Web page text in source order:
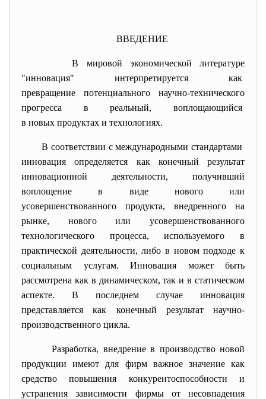
ВВЕДЕНИЕ
В мировой экономическойлитературе
"инновация" интерпретируется как
превращение потенциального научно-технического
прогресса в реальный, воплощающийся
в новых продуктах и технологиях.
В соответствии с международными стандартами
инновация определяется как конечный результат
инновационной деятельности, получивший
воплощение в виде нового или
усовершенствованного продукта, внедренного на
рынке, нового или усовершенствованного
технологического процесса, используемого в
практической деятельности, либо в новом подходе к
социальным услугам. Инновация может быть
рассмотрена как в динамическом, так и в статическом
аспекте. В последнем случае инновация
представляется как конечный результат научно-
производственного цикла.
Разработка, внедрение в производство новой
продукции имеют для фирм важное значение как
средство повышения конкурентоспособности и
устранения зависимости фирмы от несовпадения